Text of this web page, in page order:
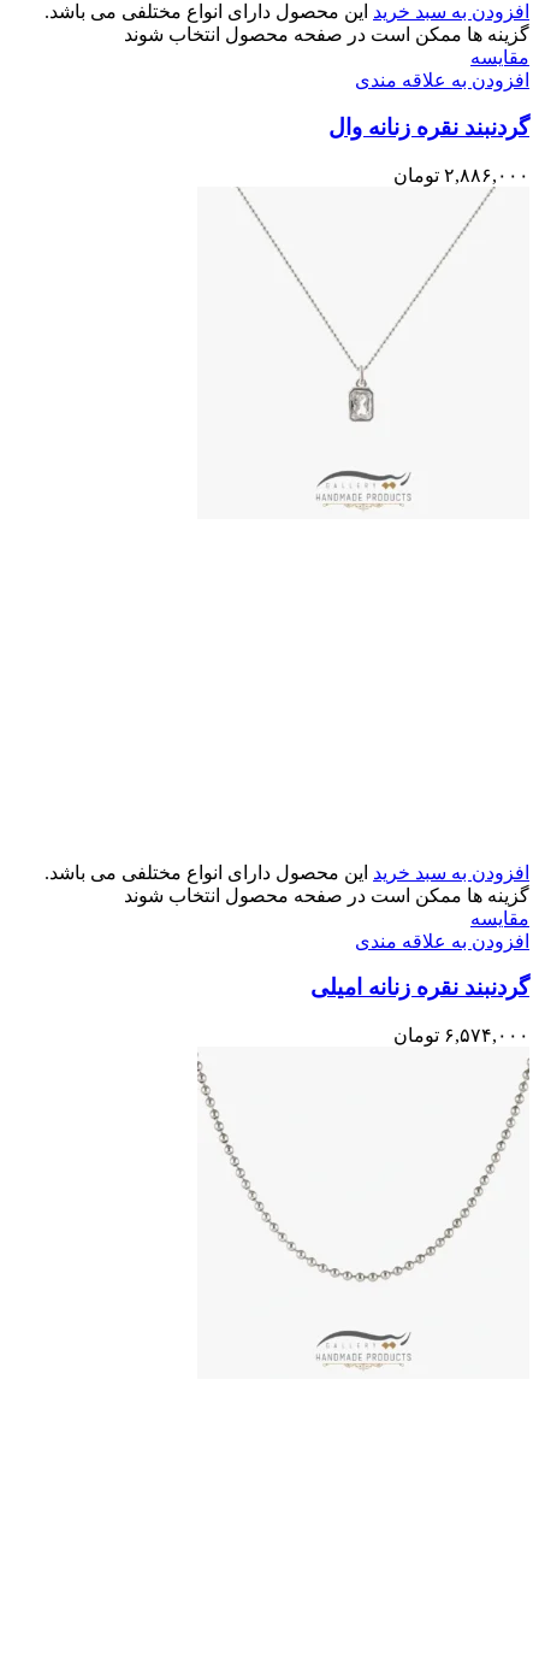
افزودن به سبد خرید این محصول دارای انواع مختلفی می باشد.
گزینه ها ممکن است در صفحه محصول انتخاب شوند
مقایسه
افزودن به علاقه مندی
گردنبند نقره زنانه وال
۲,۸۸۶,۰۰۰ تومان
افزودن به سبد خرید این محصول دارای انواع مختلفی می باشد.
گزینه ها ممکن است در صفحه محصول انتخاب شوند
مقایسه
افزودن به علاقه مندی
گردنبند نقره زنانه امیلی
۶,۵۷۴,۰۰۰ تومان